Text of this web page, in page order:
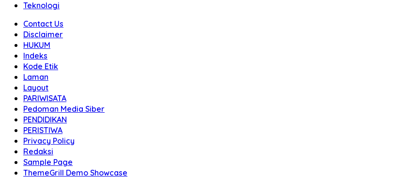
Teknologi
Contact Us
Disclaimer
HUKUM
Indeks
Kode Etik
Laman
Layout
PARIWISATA
Pedoman Media Siber
PENDIDIKAN
PERISTIWA
Privacy Policy
Redaksi
Sample Page
ThemeGrill Demo Showcase